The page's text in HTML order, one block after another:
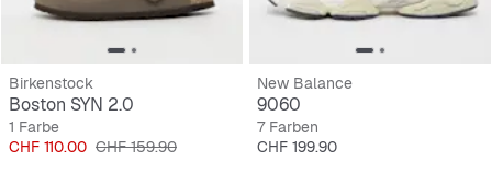
Birkenstock
Boston SYN 2.0
1 Farbe
Preis
CHF 110.00 Originalpreis
CHF 159.90
New Balance
9060
7 Farben
Preis
CHF 199.90